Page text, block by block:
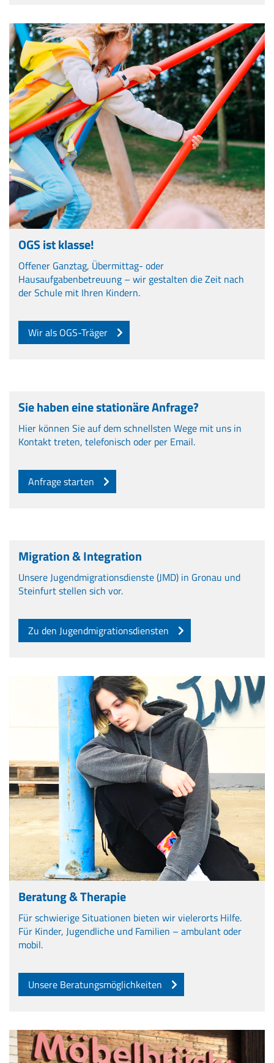
OGS ist klasse!
Offener Ganztag, Übermittag- oder
Hausaufgabenbetreuung – wir gestalten die Zeit nach
der Schule mit Ihren Kindern.
Wir als OGS-Träger
Sie haben eine stationäre Anfrage?
Hier können Sie auf dem schnellsten Wege mit uns in
Kontakt treten, telefonisch oder per Email.
Anfrage starten
Migration & Integration
Unsere Jugendmigrationsdienste (JMD) in Gronau und
Steinfurt stellen sich vor.
Zu den Jugendmigrationsdiensten
Beratung & Therapie
Für schwierige Situationen bieten wir vielerorts Hilfe.
Für Kinder, Jugendliche und Familien – ambulant oder
mobil.
Unsere Beratungsmöglichkeiten